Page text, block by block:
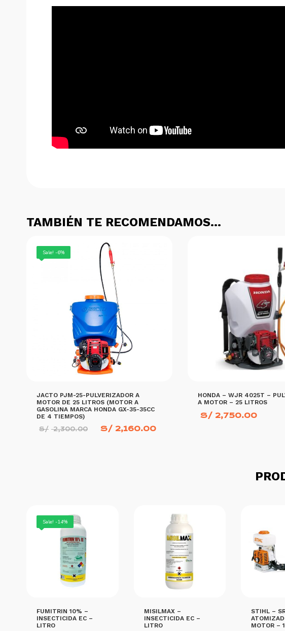
TAMBIÉN TE RECOMENDAMOS…
Sale! -6%
JACTO PJM-25-PULVERIZADOR A
MOTOR DE 25 LITROS (MOTOR A
GASOLINA MARCA HONDA GX-35-35CC
DE 4 TIEMPOS)
S/ 2,300.00 El
precio
S/ 2,160.00
HONDA – WJR 4025T –
A MOTOR – 25 LITROS
S/2,750.00
Sale! -14%
FUMITRIN 10% –
INSECTICIDA EC –
LITRO
MISILMAX –
INSECTICIDA EC –
LITRO
STIHL –
MOTOR –